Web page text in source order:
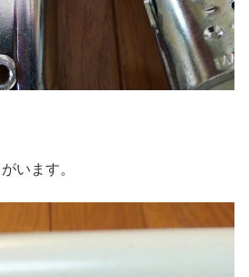
います。